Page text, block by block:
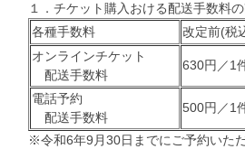
１．チケット購入おける配送手数料
各種手数料
改定前(税
オンラインチケット
配送手数料
630円／1
電話予約
配送手数料
500円／1
※令和6年9月30日までにご予約いた